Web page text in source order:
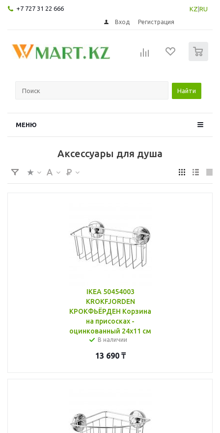
+7 727 31 22 666 KZ RU
Вход Регистрация
Найти
МЕНЮ
Аксессуары для душа
IKEA 50454003
KROKFJORDEN
КРОКФЬЁРДЕН Корзина
на присосках -
оцинкованный 24x11 см
В наличии
13 690₸